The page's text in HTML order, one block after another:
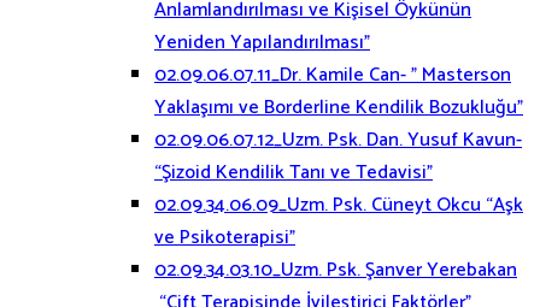
Anlamlandırılması ve Kişisel Öykünün
Yeniden Yapılandırılması”
02.09.06.07.11_Dr. Kamile Can- ” Masterson
Yaklaşımı ve Borderline Kendilik Bozukluğu”
02.09.06.07.12_Uzm. Psk. Dan. Yusuf Kavun-
“Şizoid Kendilik Tanı ve Tedavisi”
02.09.34.06.09_Uzm. Psk. Cüneyt Okcu “Aşk
ve Psikoterapisi”
02.09.34.03.10_Uzm. Psk. Şanver Yerebakan